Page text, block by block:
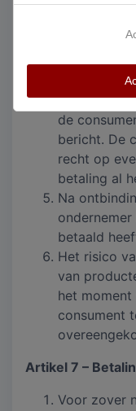
andere
Indien de
of indien
gedeeltelijk
de
bericht. De
recht op
betaling al
Na
betaald
Het risico
van
het
consument
Artikel 7 –
Voor zover